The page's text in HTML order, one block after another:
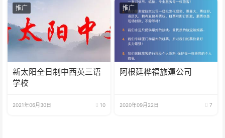
推广
新太阳全日制中西英三语
学校
2021年06月30日 10
推广
阿根廷桦福旅運公司
2020年09月22日 7